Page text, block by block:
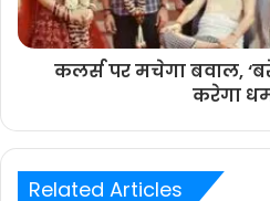
कलर्स पर मचेगा बवाल,
करेगा
Related Articles